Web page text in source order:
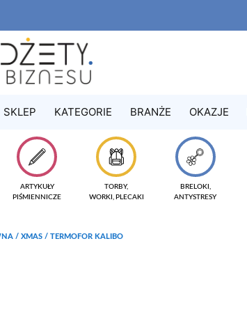
SKLEP KATEGORIE BRANŻE OKAZJE
ARTYKUŁY
PIŚMIENNICZE
TORBY,
WORKI, PLECAKI
BRELOKI,
ANTYSTRESY
/ XMAS / TERMOFOR KALIBO